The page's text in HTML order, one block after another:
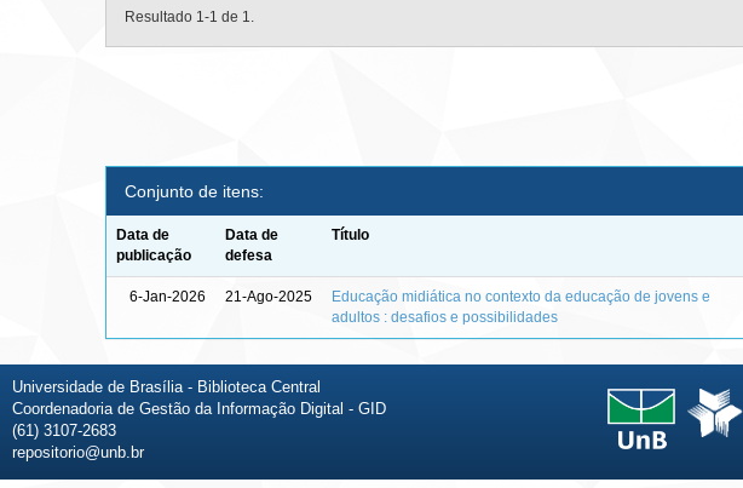
Resultado 1-1 de 1.
Conjunto de itens:
Data de
publicação
Data de
defesa
Título
6-Jan-2026 21-Ago-2025
Educação midiática no contexto da educação de jovens e
adultos : desafios e possibilidades
Universidade de Brasília - Biblioteca Central
Coordenadoria de Gestão da Informação Digital - GID
(61) 3107-2683
repositorio@unb.br